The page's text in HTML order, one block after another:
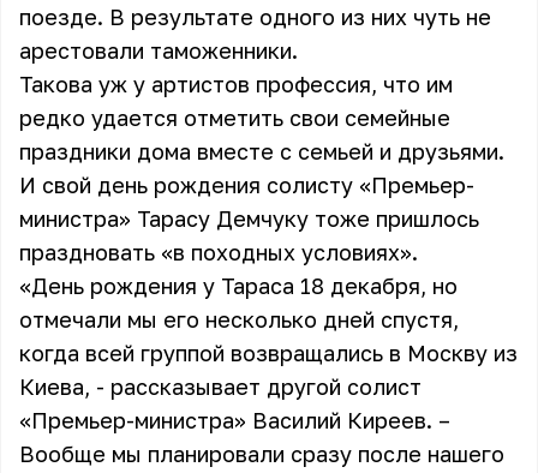
поезде. В результате одного из них чуть не
арестовали таможенники.
Такова уж у артистов профессия, что им
редко удается отметить свои семейные
праздники дома вместе с семьей и друзьями.
И свой день рождения солисту «Премьер-
министра» Тарасу Демчуку тоже пришлось
праздновать «в походных условиях».
«День рождения у Тараса 18 декабря, но
отмечали мы его несколько дней спустя,
когда всей группой возвращались в Москву из
Киева, - рассказывает другой солист
«Премьер-министра» Василий Киреев. –
Вообще мы планировали сразу после нашего